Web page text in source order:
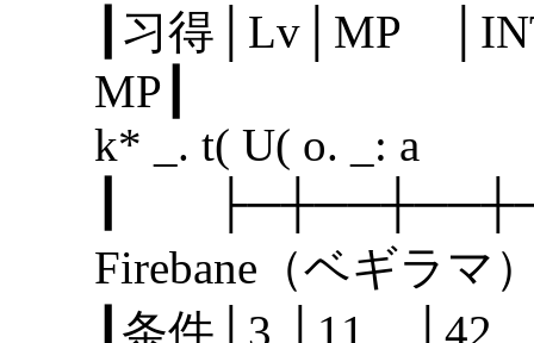
┃习得│Lv│MP
k* _. t( U( o. _: a
┃
Firebane（ベギ
┃条件│3 │11